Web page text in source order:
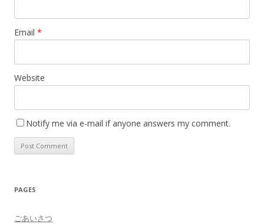
Email *
Website
Notify me via e-mail if anyone answers my comment.
PAGES
ごあいさつ